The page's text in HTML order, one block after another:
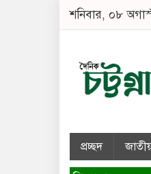
শনিবার, ০৮
প্রচ্ছদ